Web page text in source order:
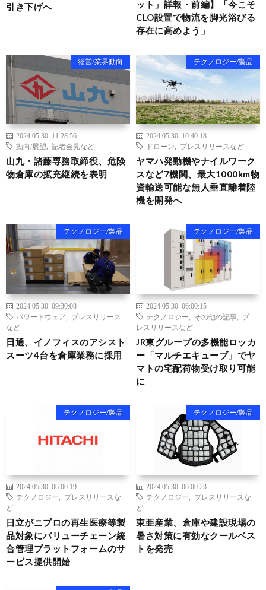
引き下げへ
ット」詳報・前編】「今こそ
CLO設置で物流を脚光浴びる
存在に高めよう」
経営/業界動向
2024.05.30 11:28:56
動向/展望
記者会見など
山九・諸藤専務取締役、危険
物倉庫の拡充継続を表明
テクノロジー/製品
2024.05.30 10:40:18
ドローン
プレスリリースなど
ヤマハ発動機やナイルワーク
スなど7機関、最大1000km物
資輸送可能な無人垂直離着陸
機を開発へ
テクノロジー/製品
2024.05.30 09:30:08
パワードウェア
プレスリリース
など
日通、イノフィスのアシスト
スーツ4台を倉庫業務に採用
テクノロジー/製品
2024.05.30 06:00:15
テクノロジー
その他の記事
プ
レスリリースなど
JR東グループの多機能ロッカ
ー「マルチエキューブ」でヤ
マトの宅配荷物受け取り可能
に
テクノロジー/製品
2024.05.30 06:00:19
テクノロジー
プレスリリースな
ど
日立がニプロの再生医療等製
品対象にバリューチェーン統
合管理プラットフォームのサ
ービス提供開始
テクノロジー/製品
2024.05.30 06:00:23
テクノロジー
プレスリリースな
ど
東亜産業、倉庫や建設現場の
暑さ対策に有効なクールベス
トを発売